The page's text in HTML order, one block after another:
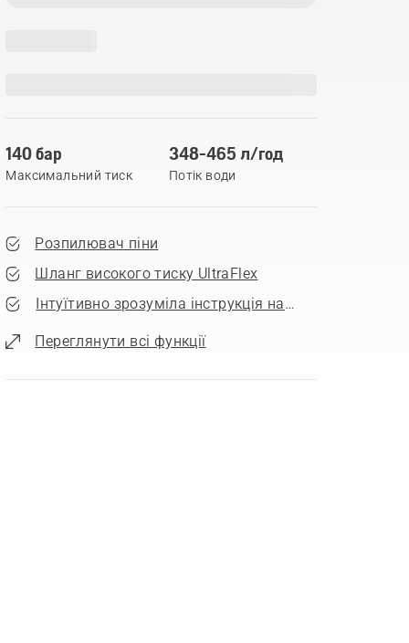
140 бар
Максимальний тиск
348-465 л/год
Потік води
Розпилювач піни
Шланг високого тиску UltraFlex
Інтуїтивно зрозуміла інструкція насадкок і тиску
Переглянути всі функції